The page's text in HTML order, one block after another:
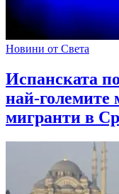
Новини от Света
Испанската
най-големите
мигранти в